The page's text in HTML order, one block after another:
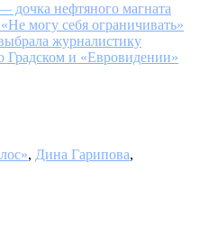
дочка нефтяного магната
могу себя ограничивать»
журналистику
Градском и «Евровидении»
, Дина Гарипова,